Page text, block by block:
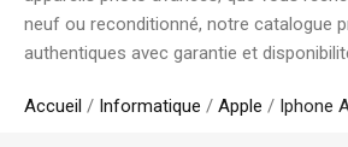
neuf ou reconditionné, notre catalogue
authentiques avec garantie et
Accueil / Informatique / Apple / Iphone